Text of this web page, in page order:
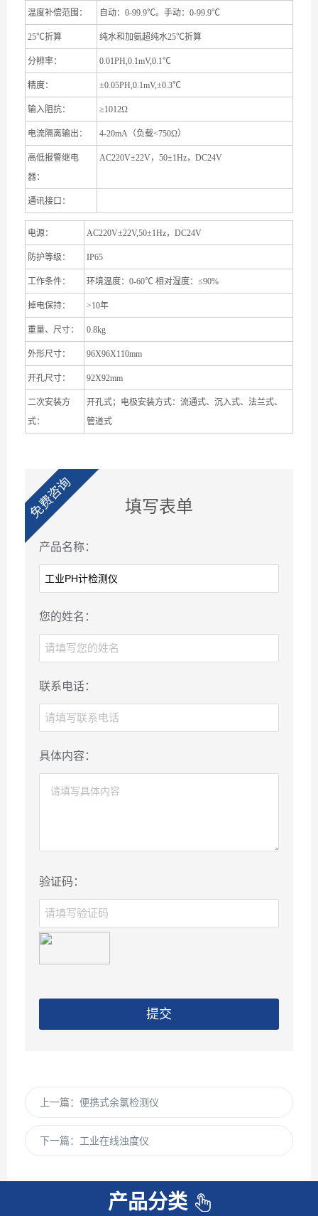
温度补偿范围： 自动： 0-99.9℃。手动： 0-99.9℃
25℃折算 纯水和加氨超纯水25℃折算
分辨率： 0.01PH,0.1mV,0.1℃
精度： ±0.05PH,0.1mV,±0.3℃
输入阻抗： ≥1012Ω
电流隔离输出： 4-20mA （负载<750Ω）
高低报警继电
器：
AC220V±22V， 50±1Hz， DC24V
通讯接口：
电源： AC220V±22V,50±1Hz， DC24V
防护等级： IP65
工作条件： 环境温度： 0-60℃ 相对湿度： ≤90%
掉电保持： >10年
重量、尺寸： 0.8kg
外形尺寸： 96X96X110mm
开孔尺寸： 92X92mm
二次安装方
式：
开孔式；电极安装方式：流通式、沉入式、法兰式、
管道式
免费咨询 填写表单
产品名称：
您的姓名：
联系电话：
具体内容：
验证码：
提交
上一篇： 便携式余氯检测仪
下一篇： 工业在线浊度仪
产品分类